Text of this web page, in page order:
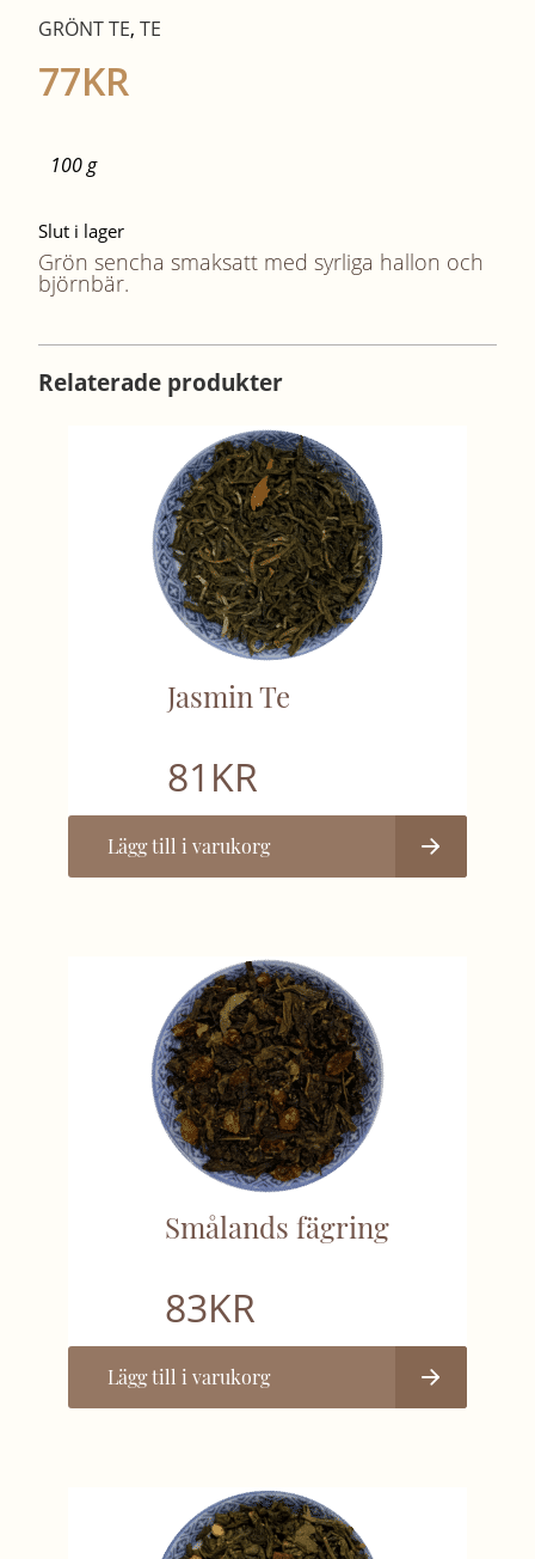
GRÖNT TE, TE
77KR
100 g
Slut i lager
Grön sencha smaksatt med syrliga hallon och
björnbär.
Relaterade produkter
Jasmin Te
81 KR
Lägg till i varukorg
Smålands fägring
83KR
Lägg till i varukorg